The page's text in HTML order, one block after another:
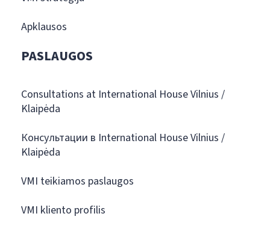
Apklausos
PASLAUGOS
Consultations at International House Vilnius /
Klaipėda
Консультации в International House Vilnius /
Klaipėda
VMI teikiamos paslaugos
VMI kliento profilis